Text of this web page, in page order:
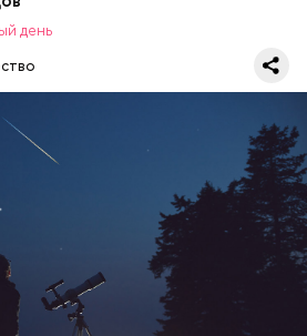
день
учрежден в честь
Персеиды, который ежегодно
Все любители
7 августа выезжают за
где нет светового
невооруженным глазом
звездами.
кубиками, нужно легко
К ним добавляются зелень
и оливковое масло.
— поделился рецептом